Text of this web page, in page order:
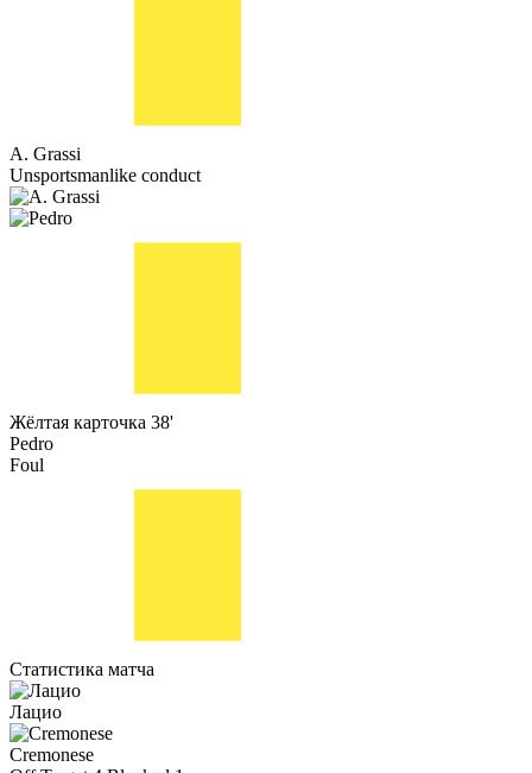
A. Grassi
Unsportsmanlike conduct
Жёлтая карточка 38'
Pedro
Foul
Статистика матча
Лацио
Cremonese